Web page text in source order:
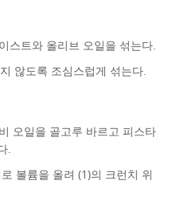
스트와 올리브 오일을 섞는다.
않도록 조심스럽게 섞는다.
오일을 골고루 바르고 피스타
.
볼륨을 올려 (1)의 크런치 위